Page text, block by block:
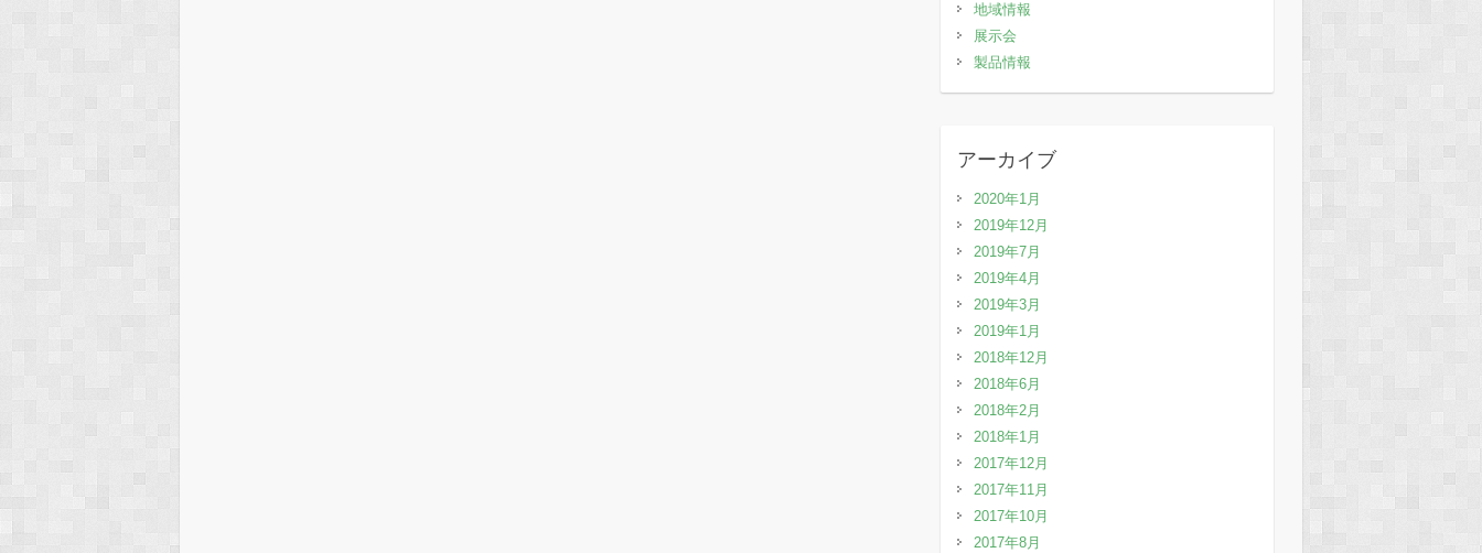
地域情報
展示会
製品情報
アーカイブ
2020年1月
2019年12月
2019年7月
2019年4月
2019年3月
2019年1月
2018年12月
2018年6月
2018年2月
2018年1月
2017年12月
2017年11月
2017年10月
2017年8月